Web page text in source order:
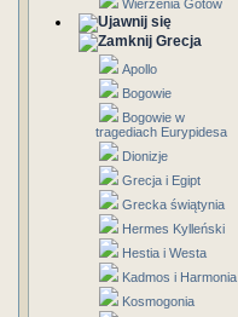
Wierzenia Gotów
Grecja
Apollo
Bogowie
Bogowie w
tragediach Eurypidesa
Dionizje
Grecja i Egipt
Grecka świątynia
Hermes Kylleński
Hestia i Westa
Kadmos i Harmonia
Kosmogonia